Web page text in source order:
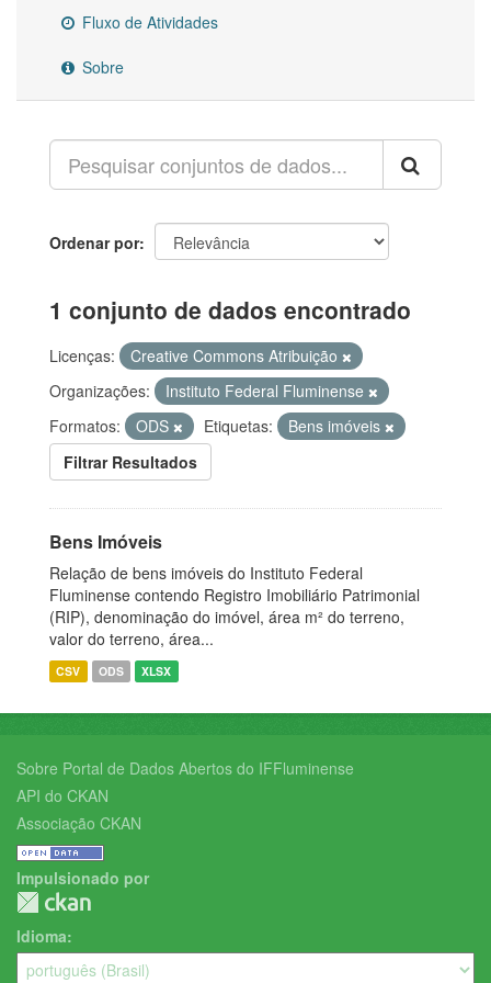
Fluxo de Atividades
Sobre
Ordenar por
1 conjunto de dados encontrado
Licenças:
Creative Commons Atribuição
Organizações:
Instituto Federal Fluminense
Formatos:
ODS Etiquetas:
Bens imóveis
Filtrar Resultados
Bens Imóveis
Relação de bens imóveis do Instituto Federal
Fluminense contendo Registro Imobiliário Patrimonial
(RIP), denominação do imóvel, área m² do terreno,
valor do terreno, área...
CSV ODS XLSX
Sobre Portal de Dados Abertos do IFFluminense
API do CKAN
Associação CKAN
Impulsionado por
Idioma